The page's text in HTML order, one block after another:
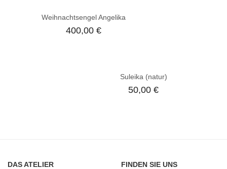
Weihnachtsengel Angelika
400,00 €
Suleika (natur)
50,00 €
DAS ATELIER FINDEN SIE UNS